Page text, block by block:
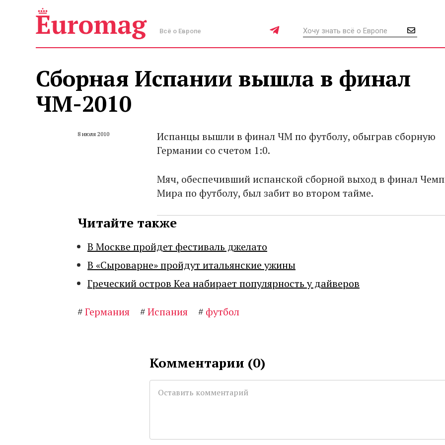
Всё о Европе
Сборная Испании вышла в финал
ЧМ-2010
8 июля 2010
Испанцы вышли в финал ЧМ по футболу, обыграв сборную
Германии со счетом 1:0.
Мяч, обеспечивший испанской сборной выход в финал
Мира по футболу, был забит во втором тайме.
Читайте также
В Москве пройдет фестиваль джелато
В «Сыроварне» пройдут итальянские ужины
Греческий остров Кеа набирает популярность у дайверов
#Германия #Испания # футбол
Комментарии (0)